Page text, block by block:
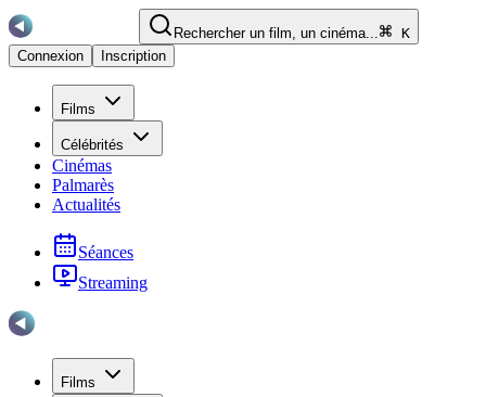
Rechercher un film, un cinéma...
K
Connexion
Inscription
Films
Célébrités
Cinémas
Palmarès
Actualités
Séances
Streaming
Films